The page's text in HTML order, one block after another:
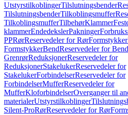
UtstyrstilkoblingerTilslutningsbender
TilslutningsbenderTilkoblingsmuffer
TilkoblingsmufferTilbehørKlammer
klammerEndedekslerPakninger
PPRørReservedeler for RørFormstykker
FormstykkerBendReservedeler for Bend
GrenrørReduksjonerReservedeler for
ReduksjonerStakelukerReservedeler for
StakelukerForbindelserReservedeler for
ForbindelserMufferReservedeler for
MufferKloforbindelserOverganger til
materialerUtstyrstilkoblinger
Silent-ProRørReservedeler for Rør